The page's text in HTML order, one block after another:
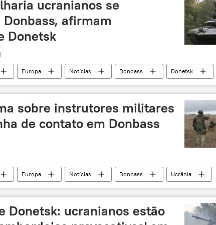
ucranianos se
afirmam
Donetsk
Europa Notícias Donbass
Donetsk
sobre instrutores militares
de contato em Donbass
Europa Notícias Donbass
Ucrânia
provocação Defesa
Donetsk: ucranianos estão